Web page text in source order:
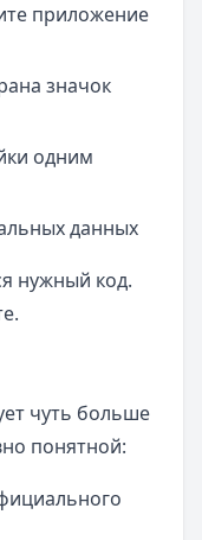
приложение
значок
одним
данных
нужный код.
чуть больше
понятной: